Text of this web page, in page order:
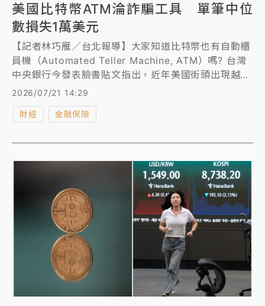
美國比特幣ATM淪詐騙工具 單筆中位
數損失1萬美元
【記者林巧雁／台北報導】大家知道比特幣也有自動櫃
員機（Automated Teller Machine, ATM）嗎? 台灣
中央銀行今發表臉書貼文指出，近年美國街頭出現越來
越多加密通貨ATM（俗稱比特幣ATM），只要投入美
等加密通貨，但詐騙也隨便利性而節節高升。
2026/07/21 14:29
財經 金融保險